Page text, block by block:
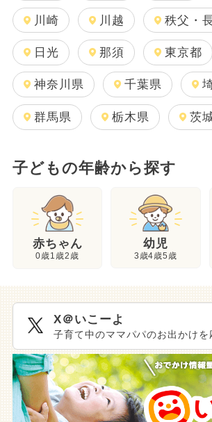
川崎 川越 秩父・
日光 那須 東京都
神奈川県 千葉県
群馬県 栃木県 茨
子どもの年齢から探す
赤ちゃん
0歳1歳2歳
幼児
3歳4歳5歳
X＠いこーよ
子育て中のママパパのお出かけを